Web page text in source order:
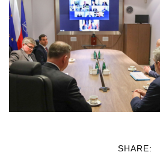
SHARE: